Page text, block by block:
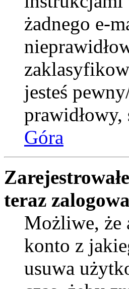
żadnego e-
jesteś
Góra
teraz
Możliwe, że
konto z
usuwa